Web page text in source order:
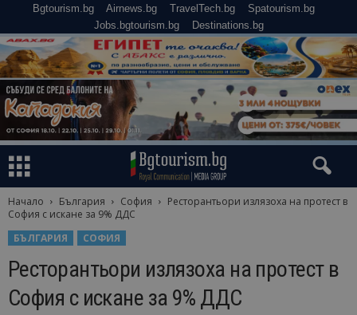
Bgtourism.bg Airnews.bg TravelTech.bg
Spatourism.bg
Jobs.bgtourism.bg
Destinations.bg
Начало България София
Ресторантьори излязоха на протест в
София с искане за 9% ДДС
БЪЛГАРИЯ
СОФИЯ
Ресторантьори излязоха на протест в
София с искане за 9% ДДС